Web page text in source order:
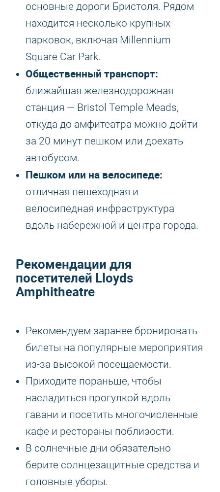
основные дороги Бристоля. Рядом
находится несколько крупных
парковок, включая Millennium
Square Car Park.
Общественный транспорт:
ближайшая железнодорожная
станция — Bristol Temple Meads,
откуда до амфитеатра можно дойти
за 20 минут пешком или доехать
автобусом.
Пешком или на велосипеде:
отличная пешеходная и
велосипедная инфраструктура
вдоль набережной и центра города.
Рекомендации для
посетителей Lloyds
Amphitheatre
Рекомендуем заранее бронировать
билеты на популярные мероприятия
из-за высокой посещаемости.
Приходите пораньше, чтобы
насладиться прогулкой вдоль
гавани и посетить многочисленные
кафе и рестораны поблизости.
В солнечные дни обязательно
берите солнцезащитные средства и
головные уборы.